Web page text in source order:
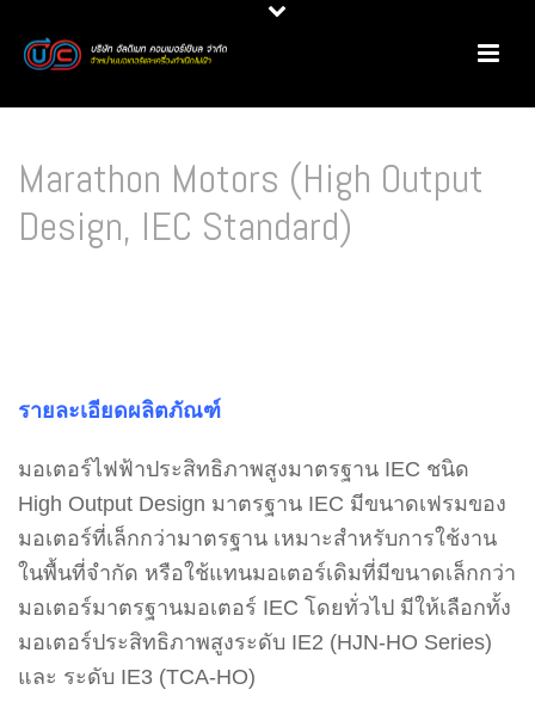
Marathon Motors (High Output
Design, IEC Standard)
รายละเอียดผลิตภัณฑ์
มอเตอร์ไฟฟ้าประสิทธิภาพสูงมาตรฐาน IEC ชนิด
High Output Design มาตรฐาน IEC มีขนาดเฟรมของ
มอเตอร์ที่เล็กกว่ามาตรฐาน เหมาะสำหรับการใช้งาน
ในพื้นที่จำกัด หรือใช้แทนมอเตอร์เดิมที่มีขนาดเล็กกว่า
มอเตอร์มาตรฐานมอเตอร์ IEC โดยทั่วไป มีให้เลือกทั้ง
มอเตอร์ประสิทธิภาพสูงระดับ IE2 (HJN-HO Series)
และ ระดับ IE3 (TCA-HO)